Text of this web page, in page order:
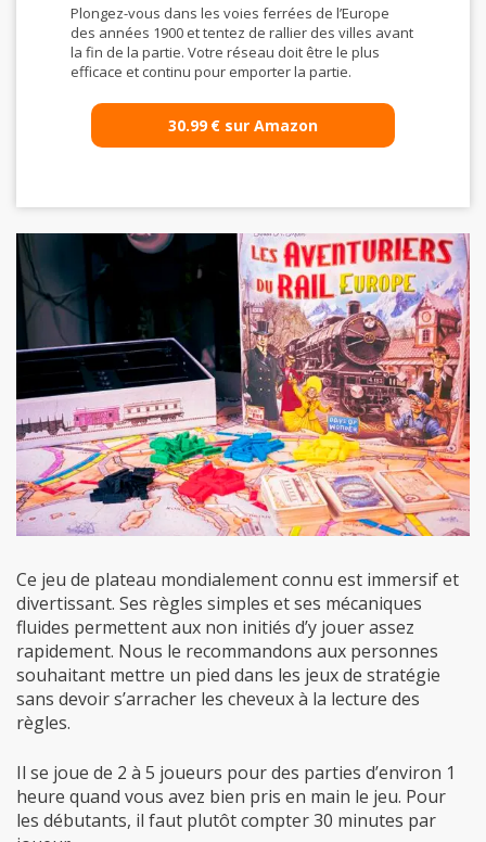
la fin de la partie. Votre réseau doit être le plus
efficace et continu pour emporter la partie.
Ce jeu de plateau mondialement connu est immersif et
divertissant. Ses règles simples et ses mécaniques
fluides permettent aux non initiés d’y jouer assez
rapidement. Nous le recommandons aux personnes
souhaitant mettre un pied dans les jeux de stratégie
sans devoir s’arracher les cheveux à la lecture des
règles.
Il se joue de 2 à 5 joueurs pour des parties d’environ 1
heure quand vous avez bien pris en main le jeu. Pour
les débutants, il faut plutôt compter 30 minutes par
joueur.